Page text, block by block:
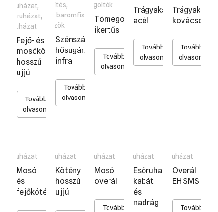
,
ruházat,
Fejő- és
mosókötény
hosszú
ujjú
Tovább
olvasom
Melegítés,
Egyéb baromfis
eszközök
Szénszálas
hősugárzó
infra
Tovább
olvasom
Tömegoltók
Tömegoltó
ikertűs
Tovább
olvasom
Trágyakaparó
acél
Tovább
olvasom
Tovább
olvasom
Mosó
és
fejőkötény
Mosóruházat
Kötény
hosszú
ujjú
Mosóruházat
Mosó
overál
Tovább
Mosóruházat
Esőruha
kabát
és
nadrág
Mosóruházat
Overál
EH SMS
Tovább